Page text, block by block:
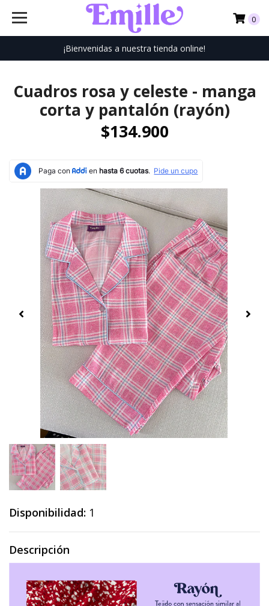
¡Bienvenidas a nuestra tienda online!
0
Cuadros rosa y celeste - manga
corta y pantalón (rayón)
$134.900
Disponibilidad: 1
Descripción